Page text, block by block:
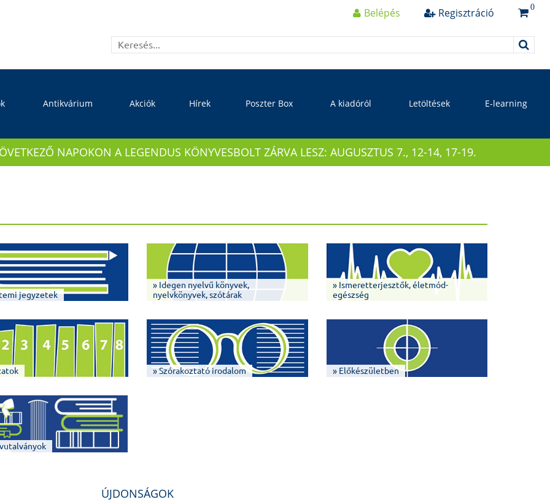
Belépés Regisztráció 0
Antikvárium Akciók Hírek Poszter Box A kiadóról Letöltések E-learning
NAPOKON A LEGENDUS KÖNYVESBOLT ZÁRVA LESZ: AUGUSZTUS 7., 12-14, 17-19.
jegyzetek
» Idegen nyelvű könyvek,
nyelvkönyvek, szótárak
» Ismeretterjesztők, életmód-
egészség
» Szórakoztató irodalom » Előkészületben
ÚJDONSÁGOK